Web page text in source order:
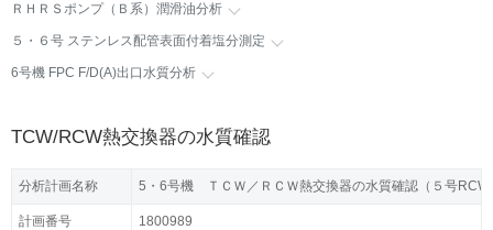
ＲＨＲＳポンプ（Ｂ系）潤滑油分析
５・６号 ステンレス配管表面付着塩分測定
6号機 FPC F/D(A)出口水質分析
TCW/RCW熱交換器の水質確認
分析計画名称 5・6号機 ＴＣＷ／ＲＣＷ熱交換器の水質確認（５号RCW
計画番号 1800989
分析計画名称 5・6号機 ＴＣＷ／ＲＣＷ熱交換器の水質確認（５号RCW
計画番号 1800989